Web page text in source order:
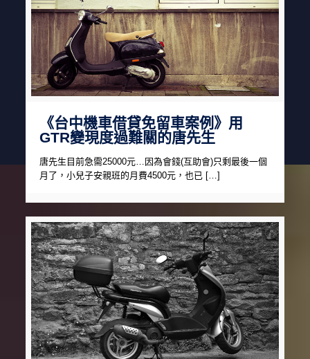
《台中機車借貸免留車案例》用
GTR變現度過難關的唐先生
唐先生目前急需25000元…因為會錢(互助會)只剩最後一個
月了，小兒子安親班的月費4500元，也已 […]